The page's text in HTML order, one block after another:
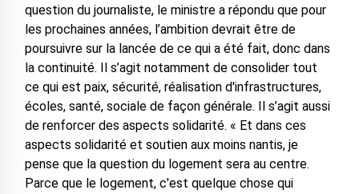
question du journaliste, le ministre a répondu que pour
les prochaines années, l’ambition devrait être de
poursuivre sur la lancée de ce qui a été fait, donc dans
la continuité. Il s’agit notamment de consolider tout
ce qui est paix, sécurité, réalisation d'infrastructures,
écoles, santé, sociale de façon générale. Il s’agit aussi
de renforcer des aspects solidarité. « Et dans ces
aspects solidarité et soutien aux moins nantis, je
pense que la question du logement sera au centre.
Parce que le logement, c'est quelque chose qui